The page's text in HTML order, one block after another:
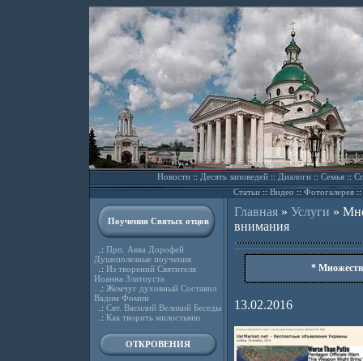
Новости::Десять заповедей::Диалоги::Семья::
Статьи::Видео ::Фотогалерея::
Поучения Святых отцов
.: Прп. Авва Дорофей
Душеполезные поучения
.: Из творений Святителя
Иоанна Златоуста
.: Жемчуг духовный Составил
Вадим Фомин
.: Свт. Василий Великий Беседы
.: Как творить милостыню
ОТКРОВЕНИЯ
Главная» Услуги »
внимания
*
13.02.2016